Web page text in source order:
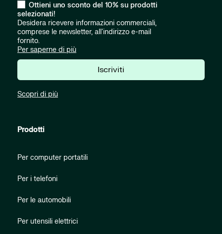
Ottieni uno sconto del 10% su prodotti
selezionati!
Desidera ricevere informazioni commerciali,
comprese le newsletter, all'indirizzo e-mail
fornito.
Per saperne di più
Iscriviti
Scopri di più
Prodotti
Per computer portatili
Per i telefoni
Per le automobili
Per utensili elettrici